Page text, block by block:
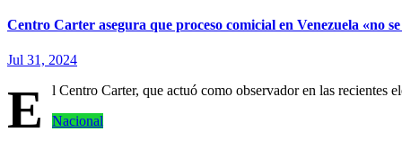
Centro Carter asegura que proceso comicial en Venezuela «no
Jul 31, 2024
E
l Centro Carter, que actuó como observador en las
Nacional